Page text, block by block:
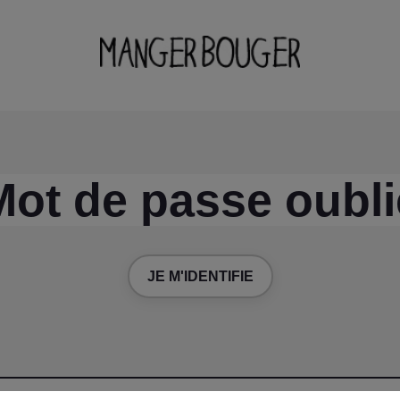
de passe
JE M'IDENTIFIE